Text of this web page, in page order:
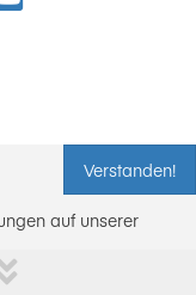
Verstanden!
auf unserer